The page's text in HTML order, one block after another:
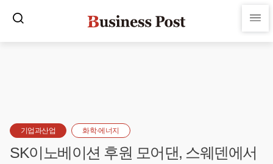
기업과산업 화학·에너지
SK이노베이션 후원 모어댄, 스웨덴에서